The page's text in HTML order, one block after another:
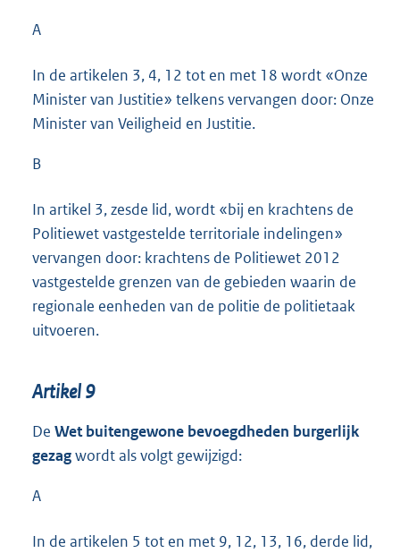
A
In de artikelen 3, 4, 12 tot en met 18 wordt «Onze
Minister van Justitie» telkens vervangen door: Onze
Minister van Veiligheid en Justitie.
B
In artikel 3, zesde lid, wordt «bij en krachtens de
Politiewet vastgestelde territoriale indelingen»
vervangen door: krachtens de Politiewet 2012
vastgestelde grenzen van de gebieden waarin de
regionale eenheden van de politie de politietaak
uitvoeren.
Artikel 9
De Wet buitengewone bevoegdheden burgerlijk
gezagwordt als volgt gewijzigd:
A
In de artikelen 5 tot en met 9, 12, 13, 16, derde lid,